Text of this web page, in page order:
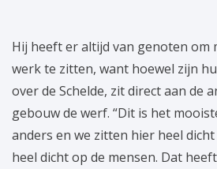
Hij heeft er altijd van genoten om
werk te zitten, want hoewel zijn
over de Schelde, zit direct aan de
gebouw de werf. “Dit is het
anders en we zitten hier heel
heel dicht op de mensen. Dat